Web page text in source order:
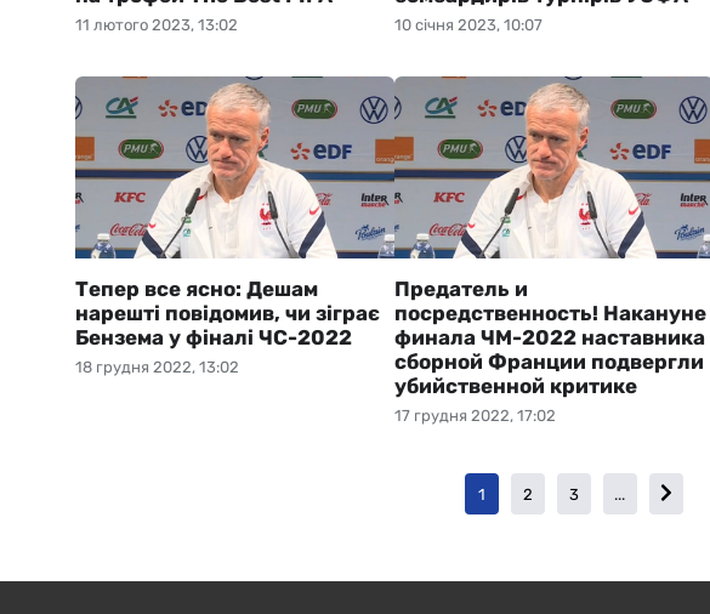
11 лютого 2023, 13:02 10 січня 2023, 10:07
18 грудня 2022, 13:02
Тепер все ясно: Дешам
нарешті повідомив, чи зіграє
Бензема у фіналі ЧС-2022
17 грудня 2022, 17:02
Предатель и
посредственность! Накануне
финала ЧМ-2022 наставника
сборной Франции подвергли
убийственной критике
1 2 3 ...